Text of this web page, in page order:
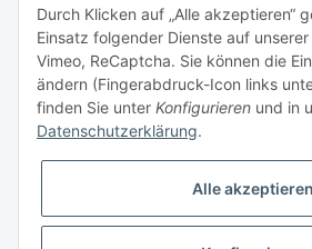
2870 Aspang
eMail: info@turboloch.at
Tel: +43 (0)660/1314150
Di - Fr 9-17 Uhr / Fr 9-12 Uhr
Achtung keine Abholung mehr
Durch Klicken auf „Alle akzeptieren“
Einsatz folgender Dienste auf unserer
Vimeo, ReCaptcha. Sie können die
ändern (Fingerabdruck-Icon links
finden Sie unter Konfigurieren und in
Datenschutzerklärung.
Alle akzeptieren